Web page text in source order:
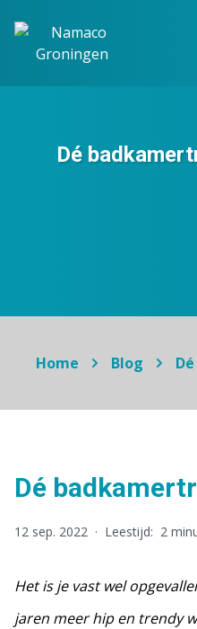
Dé
Home Blog
Dé
12 sep. 2022 · Leestijd: 2
Het is je vast wel
jaren meer hip en trendy